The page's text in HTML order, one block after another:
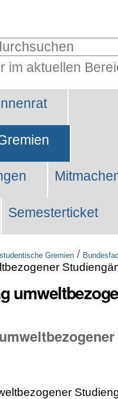
im aktuellen
Semesterticket
Gremien /